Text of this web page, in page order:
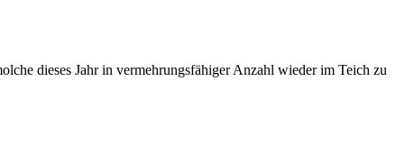
dieses Jahr in vermehrungsfähiger Anzahl wieder im Teich zu